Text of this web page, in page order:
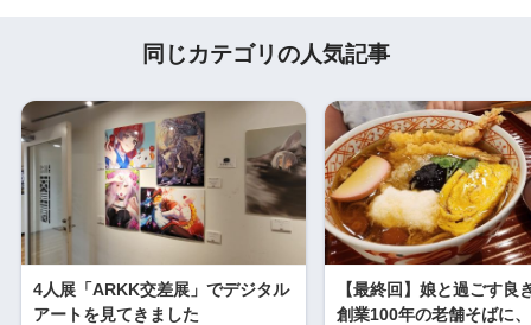
同じカテゴリの人気記事
4人展「ARKK交差展」でデジタル
アートを見てきました
【最終回】娘と過ごす良
創業100年の老舗そばに